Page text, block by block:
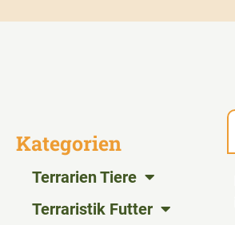
Kategorien
Terrarien Tiere
Terraristik Futter